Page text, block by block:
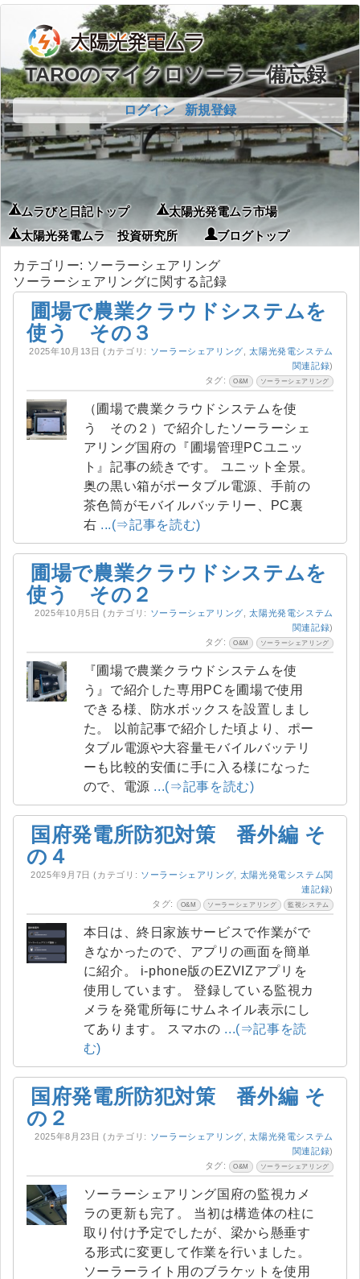
TAROのマイクロソーラー備忘録
ログイン 新規登録
ムラびと日記トップ
太陽光発電ムラ市場
太陽光発電ムラ 投資研究所
ブログトップ
カテゴリー: ソーラーシェアリング
ソーラーシェアリングに関する記録
圃場で農業クラウドシステムを
使う その３
2025年10月13日 (カテゴリ: ソーラーシェアリング ,太陽光発電システム
関連記録)
タグ:
O&M ソーラーシェアリング
（圃場で農業クラウドシステムを使
う その２）で紹介したソーラーシェ
アリング国府の『圃場管理PCユニッ
ト』記事の続きです。 ユニット全景。
奥の黒い箱がポータブル電源、手前の
茶色筒がモバイルバッテリー、PC裏
右 ...(⇒記事を読む)
圃場で農業クラウドシステムを
使う その２
2025年10月5日 (カテゴリ: ソーラーシェアリング ,太陽光発電システム
関連記録)
タグ:
O&M ソーラーシェアリング
『圃場で農業クラウドシステムを使
う』で紹介した専用PCを圃場で使用
できる様、防水ボックスを設置しまし
た。 以前記事で紹介した頃より、ポー
タブル電源や大容量モバイルバッテリ
ーも比較的安価に手に入る様になった
ので、電源 ...(⇒記事を読む)
国府発電所防犯対策 番外編 そ
の４
2025年9月7日 (カテゴリ: ソーラーシェアリング
太陽光発電システム関
連記録)
タグ:
O&M ソーラーシェアリング 監視システム
本日は、終日家族サービスで作業がで
きなかったので、アプリの画面を簡単
に紹介。 i-phone版のEZVIZアプリを
使用しています。 登録している監視カ
メラを発電所毎にサムネイル表示にし
てあります。 スマホの ...(⇒記事を読
む)
国府発電所防犯対策 番外編 そ
の２
2025年8月23日 (カテゴリ: ソーラーシェアリング ,太陽光発電システム
関連記録)
タグ:
O&M ソーラーシェアリング
ソーラーシェアリング国府の監視カメ
ラの更新も完了。 当初は構造体の柱に
取り付け予定でしたが、梁から懸垂す
る形式に変更して作業を行いました。
ソーラーライト用のブラケットを使用